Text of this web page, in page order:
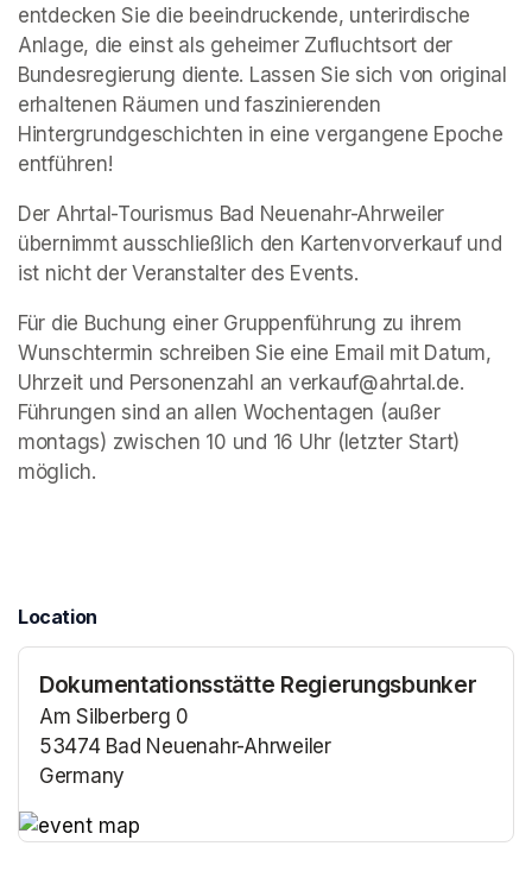
entdecken Sie die beeindruckende, unterirdische
Anlage, die einst als geheimer Zufluchtsort der
Bundesregierung diente. Lassen Sie sich von original
erhaltenen Räumen und faszinierenden
Hintergrundgeschichten in eine vergangene Epoche
entführen!
Der Ahrtal-Tourismus Bad Neuenahr-Ahrweiler
übernimmt ausschließlich den Kartenvorverkauf und
ist nicht der Veranstalter des Events.
Für die Buchung einer Gruppenführung zu ihrem
Wunschtermin schreiben Sie eine Email mit Datum,
Uhrzeit und Personenzahl an verkauf@ahrtal.de.
Führungen sind an allen Wochentagen (außer
montags) zwischen 10 und 16 Uhr (letzter Start)
möglich.
Location
Dokumentationsstätte Regierungsbunker
Am Silberberg 0
53474 Bad Neuenahr-Ahrweiler
Germany